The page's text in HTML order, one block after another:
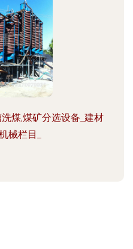
煤,煤矿分选设备_建材
械栏目_